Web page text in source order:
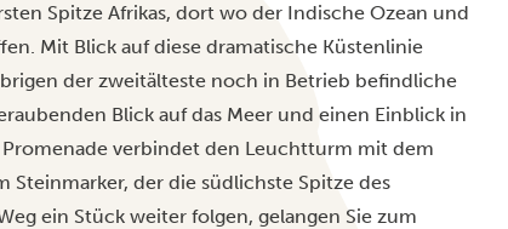
Spitze Afrikas, dort wo der Indische Ozean und
Mit Blick auf diese dramatische Küstenlinie
der zweitälteste noch in Betrieb befindliche
Blick auf das Meer und einen Einblick in
verbindet den Leuchtturm mit dem
Steinmarker, der die südlichste Spitze des
ein Stück weiter folgen, gelangen Sie zum